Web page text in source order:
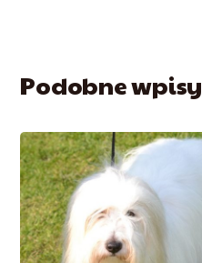
Podobne wpisy